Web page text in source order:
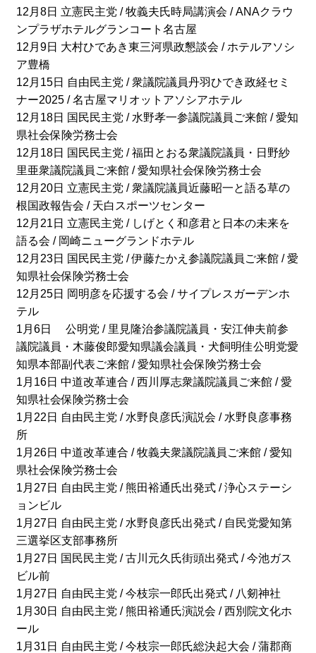
12月8日 立憲民主党 / 牧義夫氏時局講演会 / ANAクラウ
ンプラザホテルグランコート名古屋
12月9日 大村ひであき東三河県政懇談会 / ホテルアソシ
ア豊橋
12月15日 自由民主党 / 衆議院議員丹羽ひでき政経セミ
ナー2025 / 名古屋マリオットアソシアホテル
12月18日 国民民主党 / 水野孝一参議院議員ご来館 / 愛知
県社会保険労務士会
12月18日 国民民主党 / 福田とおる衆議院議員・日野紗
里亜衆議院議員ご来館 / 愛知県社会保険労務士会
12月20日 立憲民主党 / 衆議院議員近藤昭一と語る草の
根国政報告会 / 天白スポーツセンター
12月21日 立憲民主党 / しげとく和彦君と日本の未来を
語る会 / 岡崎ニューグランドホテル
12月23日 国民民主党 / 伊藤たかえ参議院議員ご来館 / 愛
知県社会保険労務士会
12月25日 岡明彦を応援する会 / サイプレスガーデンホ
テル
1月6日 公明党 / 里見隆治参議院議員・安江伸夫前参
議院議員・木藤俊郎愛知県議会議員・犬飼明佳公明党愛
知県本部副代表ご来館 / 愛知県社会保険労務士会
1月16日 中道改革連合 / 西川厚志衆議院議員ご来館 / 愛
知県社会保険労務士会
1月22日 自由民主党 / 水野良彦氏演説会 / 水野良彦事務
所
1月26日 中道改革連合 / 牧義夫衆議院議員ご来館 / 愛知
県社会保険労務士会
1月27日 自由民主党 / 熊田裕通氏出発式 / 浄心ステーシ
ョンビル
1月27日 自由民主党 / 水野良彦氏出発式 / 自民党愛知第
三選挙区支部事務所
1月27日 国民民主党 / 古川元久氏街頭出発式 / 今池ガス
ビル前
1月27日 自由民主党 / 今枝宗一郎氏出発式 / 八剱神社
1月30日 自由民主党 / 熊田裕通氏演説会 / 西別院文化ホ
ール
1月31日 自由民主党 / 今枝宗一郎氏総決起大会 / 蒲郡商